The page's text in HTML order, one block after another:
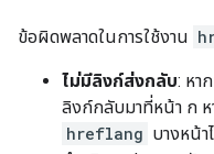
ข้อผิดพลาดในการใช้งาน
ไม่มีลิงก์ส่งกลับ: หา
ลิงก์กลับมาที่หน้า ก ห
hreflang บางหน้